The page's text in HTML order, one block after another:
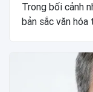
Trong bối cảnh
bản sắc văn hóa